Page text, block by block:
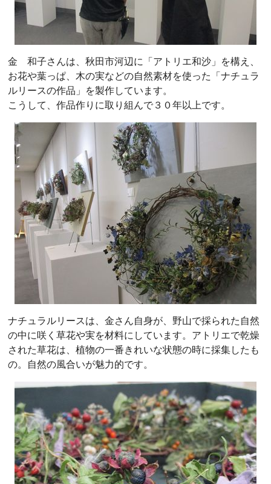
金 和子さんは、秋田市河辺に「アトリエ和沙」を構え、
お花や葉っぱ、木の実などの自然素材を使った「ナチュラ
ルリースの作品」を製作しています。
こうして、作品作りに取り組んで３０年以上です。
ナチュラルリースは、金さん自身が、野山で採られた自然
の中に咲く草花や実を材料にしています。アトリエで乾燥
された草花は、植物の一番きれいな状態の時に採集したも
の。自然の風合いが魅力的です。